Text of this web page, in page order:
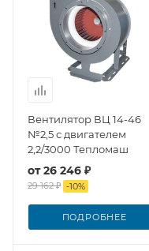
Вентилятор ВЦ 14-46
№2,5 с двигателем
2,2/3000 Тепломаш
от26 246 ₽
29 162 ₽ -10%
ПОДРОБНЕЕ